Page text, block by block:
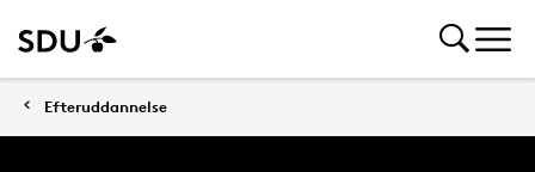
Efteruddannelse